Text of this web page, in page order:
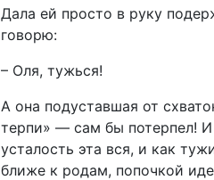
Дала ей просто в руку
говорю:
– Оля, тужься!
А она подуставшая от
терпи» — сам бы потерпел!
усталость эта вся, и как
ближе к родам, попочкой